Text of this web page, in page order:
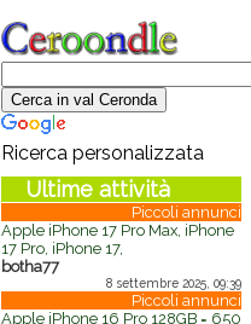
Ricerca personalizzata
Ultime attività
Piccoli annunci
Apple iPhone 17 Pro Max, iPhone
17 Pro, iPhone 17,
botha77
8 settembre 2025, 09:39
Piccoli annunci
Apple iPhone 16 Pro 128GB = 650